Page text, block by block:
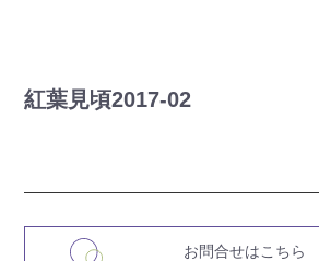
紅葉見頃2017-02
お問合せはこちら